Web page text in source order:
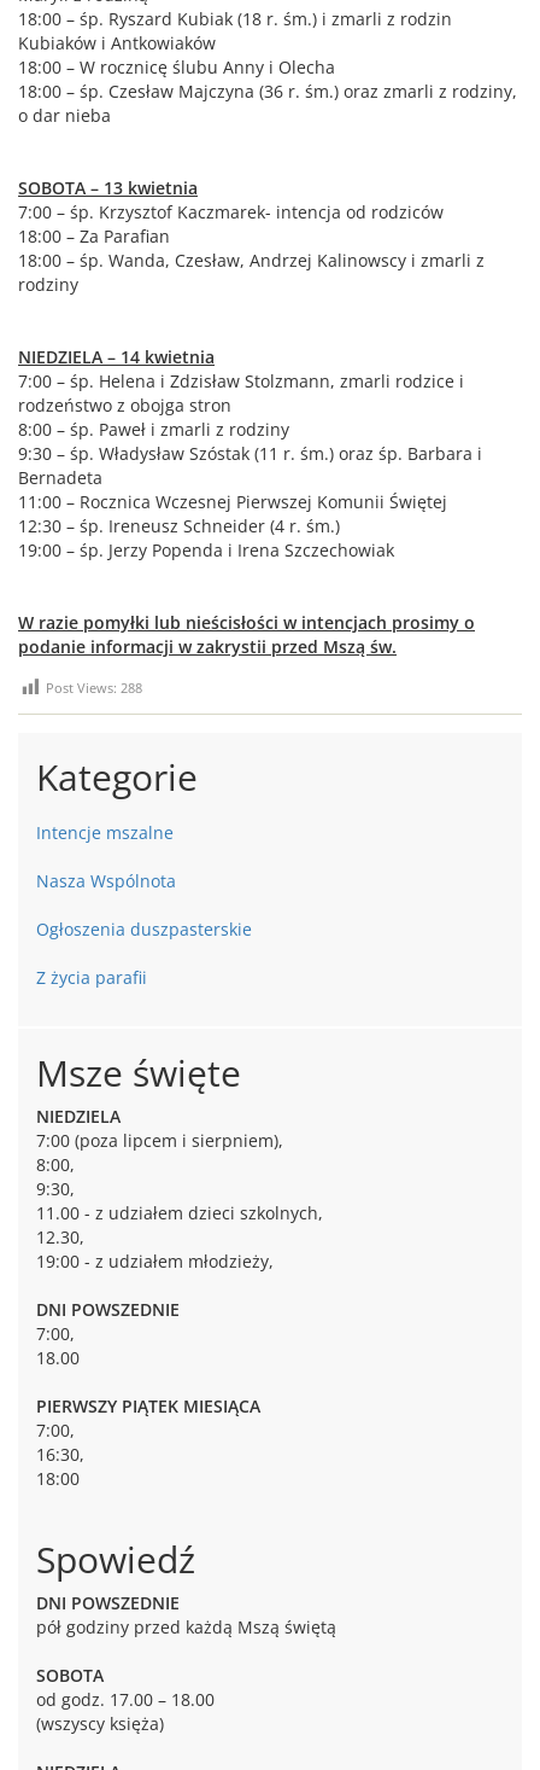
18:00 – śp. Ryszard Kubiak (18 r. śm.) i zmarli z rodzin
Kubiaków i Antkowiaków
18:00 – W rocznicę ślubu Anny i Olecha
18:00 – śp. Czesław Majczyna (36 r. śm.) oraz zmarli z rodziny,
o dar nieba
SOBOTA – 13 kwietnia
7:00 – śp. Krzysztof Kaczmarek- intencja od rodziców
18:00 – Za Parafian
18:00 – śp. Wanda, Czesław, Andrzej Kalinowscy i zmarli z
rodziny
NIEDZIELA – 14 kwietnia
7:00 – śp. Helena i Zdzisław Stolzmann, zmarli rodzice i
rodzeństwo z obojga stron
8:00 – śp. Paweł i zmarli z rodziny
9:30 – śp. Władysław Szóstak (11 r. śm.) oraz śp. Barbara i
Bernadeta
11:00 – Rocznica Wczesnej Pierwszej Komunii Świętej
12:30 – śp. Ireneusz Schneider (4 r. śm.)
19:00 – śp. Jerzy Popenda i Irena Szczechowiak
W razie pomyłki lub nieścisłości w intencjach prosimy o
podanie informacji w zakrystii przed Mszą św.
Post Views: 288
Kategorie
Intencje mszalne
Nasza Wspólnota
Ogłoszenia duszpasterskie
Z życia parafii
Msze święte
NIEDZIELA
7:00 (poza lipcem i sierpniem),
8:00,
9:30,
11.00 - z udziałem dzieci szkolnych,
12.30,
19:00 - z udziałem młodzieży,
DNI POWSZEDNIE
7:00,
18.00
PIERWSZY PIĄTEK MIESIĄCA
7:00,
16:30,
18:00
Spowiedź
DNI POWSZEDNIE
pół godziny przed każdą Mszą świętą
SOBOTA
od godz. 17.00 – 18.00
(wszyscy księża)